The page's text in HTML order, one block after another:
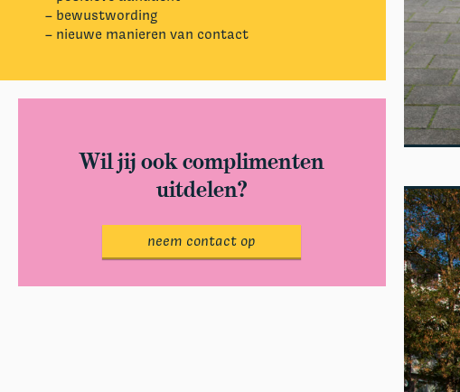
– bewustwording
– nieuwe manieren van contact
Wil jij ook complimenten
uitdelen?
neem contact op